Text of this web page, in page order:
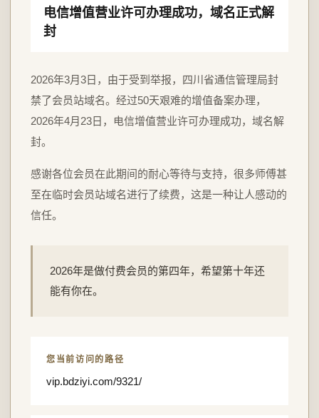
电信增值营业许可办理成功，域名正式解
封
2026年3月3日，由于受到举报，四川省通信管理局封
禁了会员站域名。经过50天艰难的增值备案办理，
2026年4月23日，电信增值营业许可办理成功，域名解
封。
感谢各位会员在此期间的耐心等待与支持，很多师傅甚
至在临时会员站域名进行了续费，这是一种让人感动的
信任。
2026年是做付费会员的第四年，希望第十年还
能有你在。
您当前访问的路径
vip.bdziyi.com/9321/